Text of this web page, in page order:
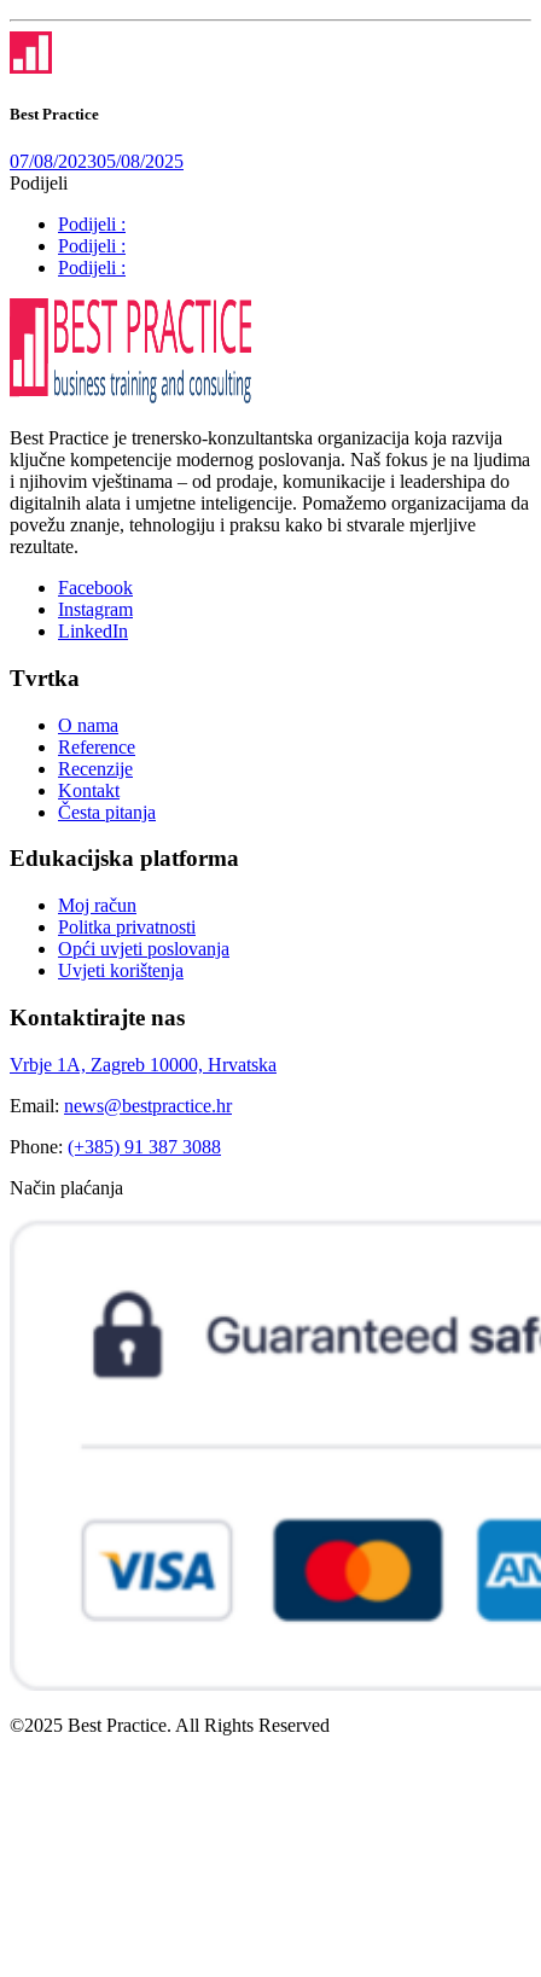
Best Practice
07/08/202305/08/2025
Podijeli
Podijeli :
Podijeli :
Podijeli :
Best Practice je trenersko-konzultantska organizacija koja razvija
ključne kompetencije modernog poslovanja. Naš fokus je na ljudima
i njihovim vještinama – od prodaje, komunikacije i leadershipa do
digitalnih alata i umjetne inteligencije. Pomažemo organizacijama da
povežu znanje, tehnologiju i praksu kako bi stvarale mjerljive
rezultate.
Facebook
Instagram
LinkedIn
Tvrtka
O nama
Reference
Recenzije
Kontakt
Česta pitanja
Edukacijska platforma
Moj račun
Politka privatnosti
Opći uvjeti poslovanja
Uvjeti korištenja
Kontaktirajte nas
Vrbje 1A, Zagreb 10000, Hrvatska
Email: news@bestpractice.hr
Phone: (+385) 91 387 3088
Način plaćanja
©2025 Best Practice. All Rights Reserved